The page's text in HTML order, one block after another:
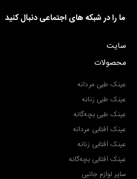
ما را در شبکه های اجتماعی دنبال کنید
سایت
محصولات
عینک طبی مردانه
عینک طبی زنانه
عینک طبی بچه‌گانه
عینک آفتابی مردانه
عینک آفتابی زنانه
عینک آفتابی بچه‌گانه
سایر لوازم جانبی